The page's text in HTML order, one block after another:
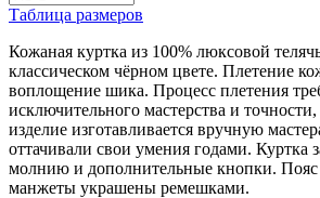
Таблица размеров
Кожаная куртка из 100% люксовой
классическом чёрном цвете. Плетение
воплощение шика. Процесс плетения
исключительного мастерства и
изделие изготавливается вручную
оттачивали свои умения годами. Куртка
молнию и дополнительные кнопки. Пояс
манжеты украшены ремешками.